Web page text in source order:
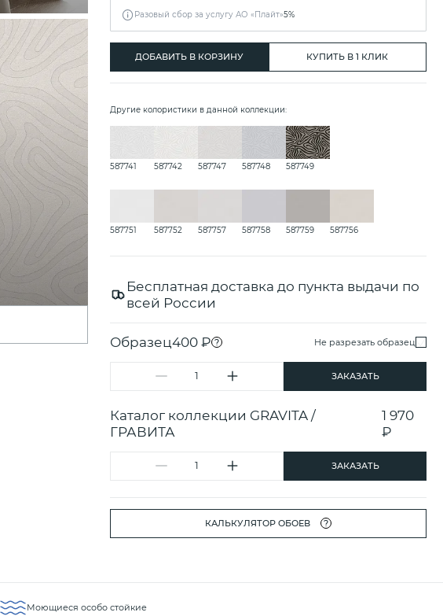
Разовый сбор за услугу АО «Плайт»5%
ДОБАВИТЬ В КОРЗИНУ КУПИТЬ В 1 КЛИК
Другие колористики в данной коллекции:
587741 587742 587747 587748 587749
587751 587752 587757 587758 587759 587756
Бесплатная доставка до пункта выдачи по
всей России
Образец400 ₽ ? Не разрезать образец
ЗАКАЗАТЬ
Каталог коллекции GRAVITA /
ГРАВИТА
1 970
₽
ЗАКАЗАТЬ
КАЛЬКУЛЯТОР ОБОЕВ ?
Моющиеся особо стойкие